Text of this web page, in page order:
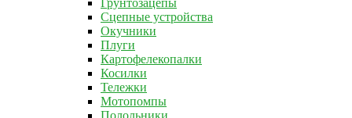
Грунтозацепы
Сцепные устройства
Окучники
Плуги
Картофелекопалки
Косилки
Тележки
Мотопомпы